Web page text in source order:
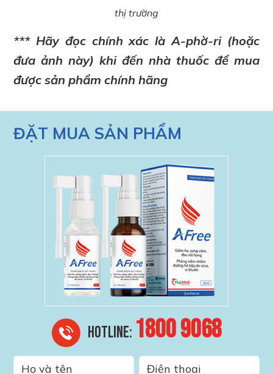
thị trường
*** Hãy đọc chính xác là A-phờ-ri (hoặc
đưa ảnh này) khi đến nhà thuốc để mua
được sản phẩm chính hãng
ĐẶT MUA SẢN PHẨM
HOTLINE: 1800 9068